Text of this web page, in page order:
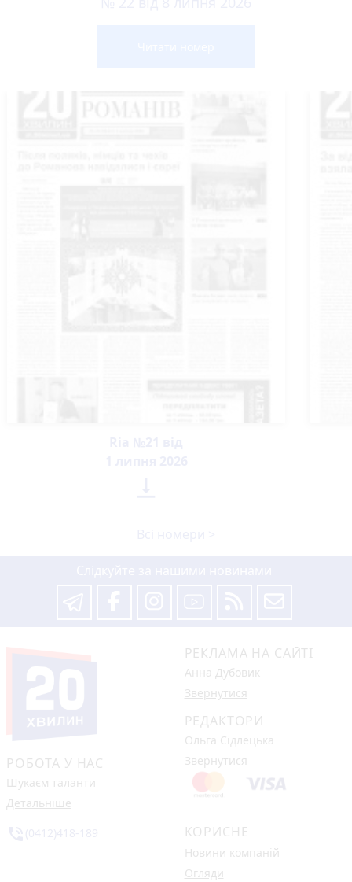
РОБОТА У НАС
Шукаєм таланти
Детальніше
РЕКЛАМА НА САЙТІ
Анна Дубовик
Звернутися
РЕДАКТОРИ
Ольга Сідлецька
Звернутися
КОРИСНЕ
Новини компаній
Огляди